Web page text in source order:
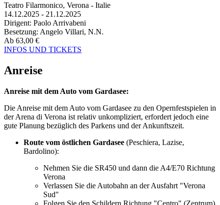
Teatro Filarmonico, Verona - Italie
14.12.2025 - 21.12.2025
Dirigent: Paolo Arrivabeni
Besetzung: Angelo Villari, N.N.
Ab 63,00 €
INFOS UND TICKETS
Anreise
Anreise mit dem Auto vom Gardasee:
Die Anreise mit dem Auto vom Gardasee zu den Opernfestspielen in
der Arena di Verona ist relativ unkompliziert, erfordert jedoch eine
gute Planung bezüglich des Parkens und der Ankunftszeit.
Route vom östlichen Gardasee (Peschiera, Lazise,
Bardolino):
Nehmen Sie die SR450 und dann die A4/E70 Richtung
Verona
Verlassen Sie die Autobahn an der Ausfahrt "Verona
Sud"
Folgen Sie den Schildern Richtung "Centro" (Zentrum)